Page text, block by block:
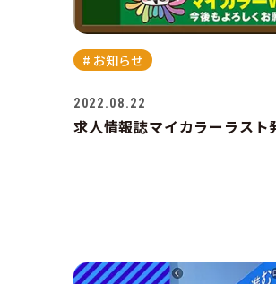
# お知らせ
2022.08.22
求人情報誌マイカラーラスト